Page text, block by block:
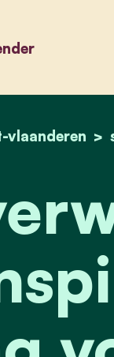
vlaanderen